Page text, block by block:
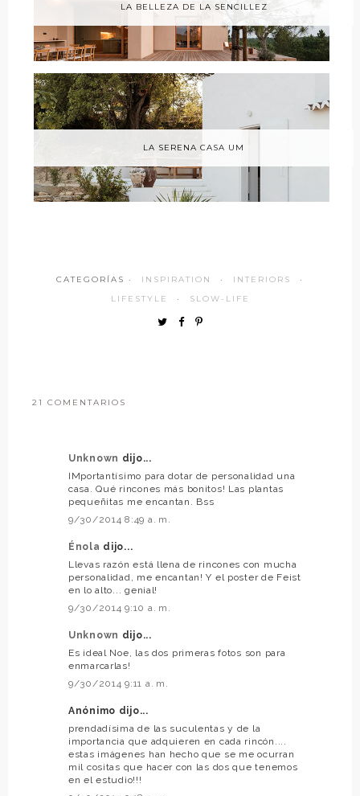
LA BELLEZA DE LA SENCILLEZ
LA SERENA CASA UM
CATEGORÍAS · INSPIRATION · INTERIORS
·
LIFESTYLE
· SLOW-LIFE
21 COMENTARIOS
Unknown dijo...
IMportantísimo para dotar de personalidad una
casa. Qué rincones más bonitos! Las plantas
pequeñitas me encantan. Bss
9/30/2014 8:49 a. m.
Énola dijo...
Llevas razón está llena de rincones con mucha
personalidad, me encantan! Y el poster de Feist
en lo alto... genial!
9/30/2014 9:10 a. m.
Unknown dijo...
Es ideal Noe, las dos primeras fotos son para
enmarcarlas!
9/30/2014 9:11 a. m.
Anónimo dijo...
prendadísima de las suculentas y de la
importancia que adquieren en cada rincón....
estas imágenes han hecho que se me ocurran
mil cositas que hacer con las dos que tenemos
en el estudio!!!